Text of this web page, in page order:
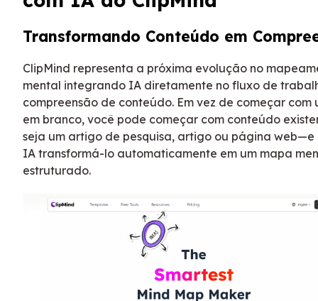
Transformando Conteúdo em
ClipMind representa a próxima evolução no
mental integrando IA diretamente no fluxo de
compreensão de conteúdo. Em vez de começar com
em branco, você pode começar com conteúdo
seja um artigo de pesquisa, artigo ou página
IA transformá-lo automaticamente em um mapa
estruturado.